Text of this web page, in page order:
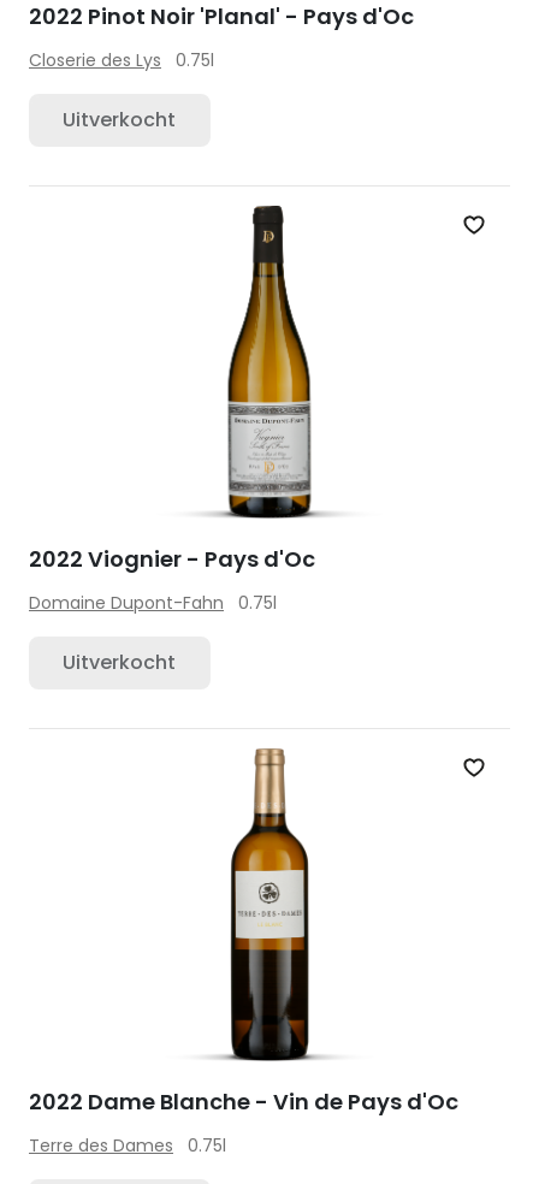
2022 Pinot Noir 'Planal' - Pays d'Oc
Closerie des Lys 0.75l
Uitverkocht
Zet
2022 Viognier - Pays d'Oc
Domaine Dupont-Fahn 0.75l
Uitverkocht
Zet
2022 Dame Blanche - Vin de Pays d'Oc
Terre des Dames 0.75l